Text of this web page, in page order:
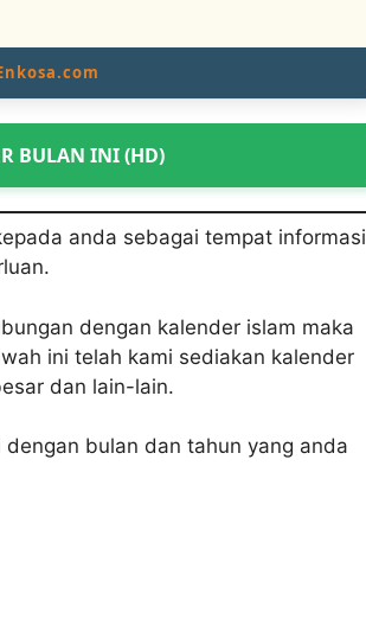
BULAN INI (HD)
anda sebagai tempat informasi
dengan kalender islam maka
ini telah kami sediakan kalender
dan lain-lain.
bulan dan tahun yang anda